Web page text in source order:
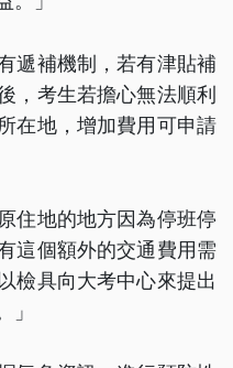
遞補機制，若有津貼補
，考生若擔心無法順利
在地，增加費用可申請
住地的地方因為停班停
這個額外的交通費用需
檢具向大考中心來提出
」